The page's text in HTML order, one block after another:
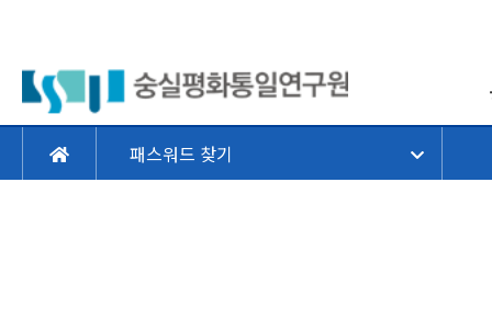
패스워드 찾기